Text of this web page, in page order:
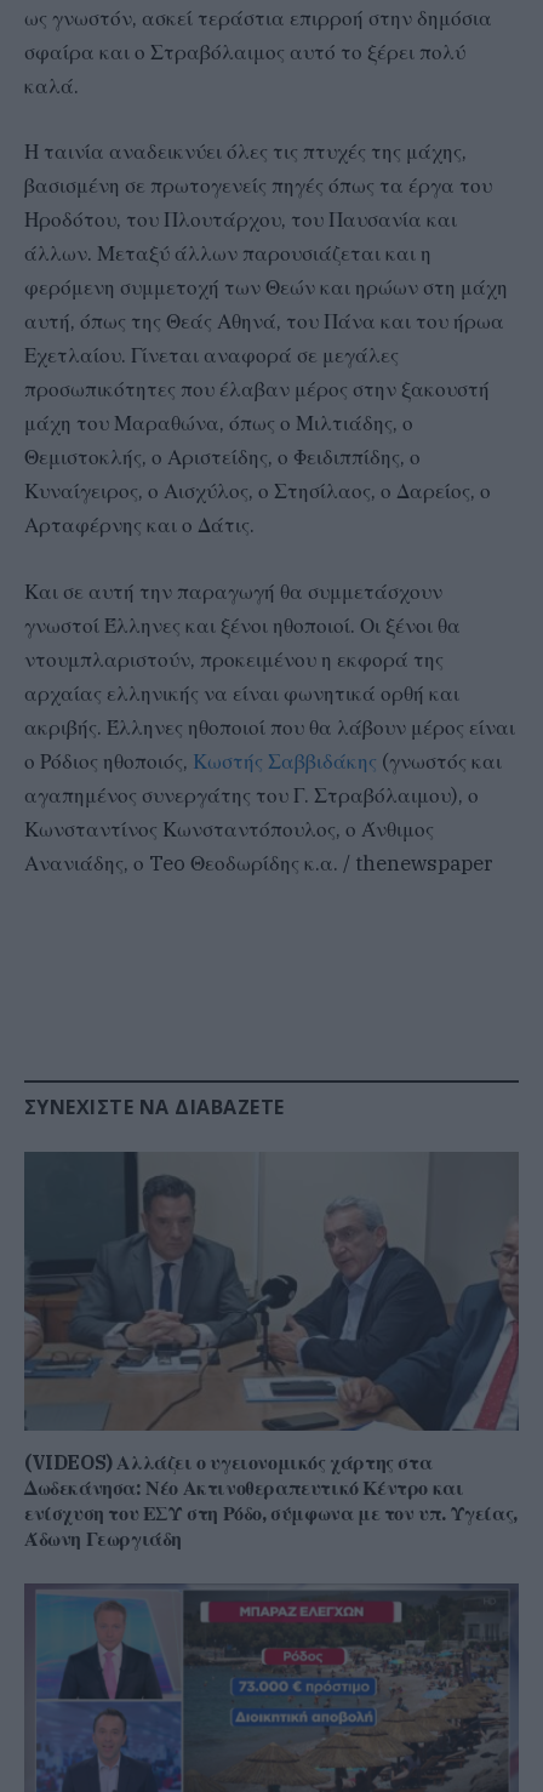
ως γνωστόν, ασκεί τεράστια επιρροή στην δημόσια
σφαίρα και ο Στραβόλαιμος αυτό το ξέρει πολύ
καλά.
Η ταινία αναδεικνύει όλες τις πτυχές της μάχης,
βασισμένη σε πρωτογενείς πηγές όπως τα έργα του
Ηροδότου, του Πλουτάρχου, του Παυσανία και
άλλων. Μεταξύ άλλων παρουσιάζεται και η
φερόμενη συμμετοχή των Θεών και ηρώων στη μάχη
αυτή, όπως της Θεάς Αθηνά, του Πάνα και του ήρωα
Εχετλαίου. Γίνεται αναφορά σε μεγάλες
προσωπικότητες που έλαβαν μέρος στην ξακουστή
μάχη του Μαραθώνα, όπως ο Μιλτιάδης, ο
Θεμιστοκλής, ο Αριστείδης, ο Φειδιππίδης, ο
Κυναίγειρος, ο Αισχύλος, ο Στησίλαος, ο Δαρείος, ο
Αρταφέρνης και ο Δάτις.
Και σε αυτή την παραγωγή θα συμμετάσχουν
γνωστοί Έλληνες και ξένοι ηθοποιοί. Οι ξένοι θα
ντουμπλαριστούν, προκειμένου η εκφορά της
αρχαίας ελληνικής να είναι φωνητικά ορθή και
ακριβής. Έλληνες ηθοποιοί που θα λάβουν μέρος είναι
ο Ρόδιος ηθοποιός, Κωστής Σαββιδάκης (γνωστός και
αγαπημένος συνεργάτης του Γ. Στραβόλαιμου), ο
Κωνσταντίνος Κωνσταντόπουλος, ο Άνθιμος
Ανανιάδης, ο Teo Θεοδωρίδης κ.α. / thenewspaper
ΣΥΝΕΧΊΣΤΕ ΝΑ ΔΙΑΒΆΖΕΤΕ
(VIDEOS) Αλλάζει ο υγειονομικός χάρτης στα
Δωδεκάνησα: Νέο Ακτινοθεραπευτικό Κέντρο και
ενίσχυση του ΕΣΥ στη Ρόδο, σύμφωνα με τον υπ. Υγείας,
Άδωνη Γεωργιάδη